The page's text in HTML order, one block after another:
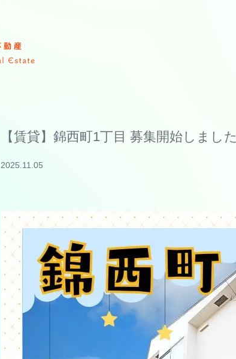
【賃貸】錦西町1丁目 募集開始しました
2025.11.05